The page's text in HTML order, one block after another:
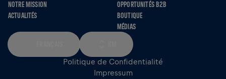
NOTRE MISSION
ACTUALITÉS
OPPORTUNITÉS B2B
BOUTIQUE
MÉDIAS
Politique de Confidentialité
Impressum